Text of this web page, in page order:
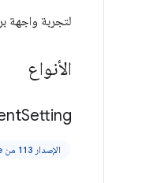
لتجربة واجهة
الأنواع
Setting
الإصدار 113 من Chrome والإصدارات الأحدث